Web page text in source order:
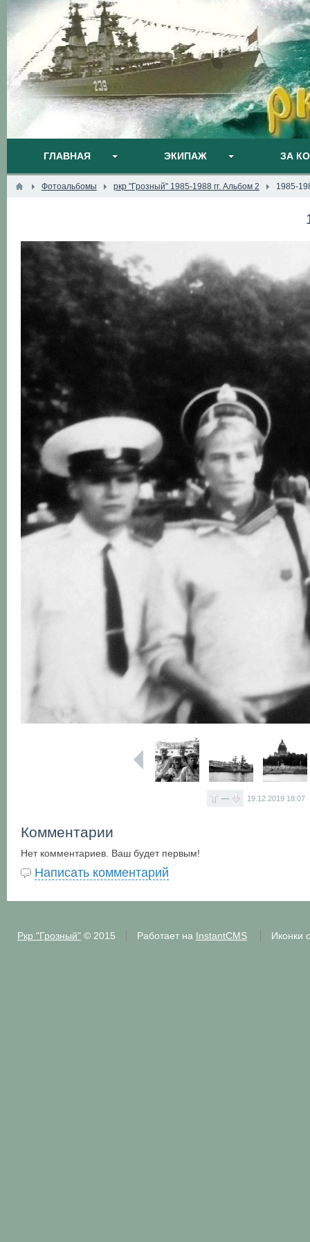
ГЛАВНАЯ ЭКИПАЖ ЗА
Фотоальбомы ркр "Грозный" 1985-1988 гг. Альбом 2 1985-
— 19.12.2019 18:07
Комментарии
Нет комментариев. Ваш будет первым!
Написать комментарий
Ркр "Грозный"© 2015 Работает на InstantCMS Иконки